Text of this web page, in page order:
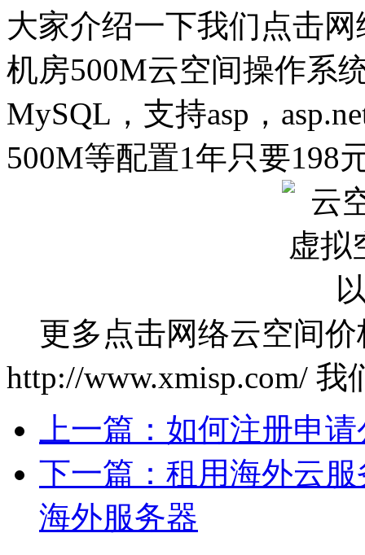
大家介绍一下我们点击
机房500M云空间操作系
MySQL，支持asp，
500M等配置1年只要198
更多点击网络云空间价
http://www.xmisp.com/
上一篇：如何注册申
下一篇：租用海外云
海外服务器